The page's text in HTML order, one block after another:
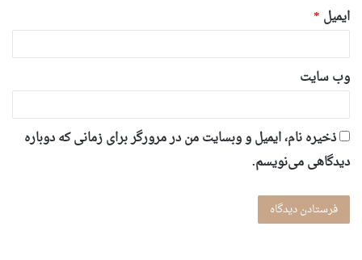
ایمیل *
وب‌ سایت
ذخیره نام، ایمیل و وبسایت من در مرورگر برای زمانی که دوباره
دیدگاهی می‌نویسم.